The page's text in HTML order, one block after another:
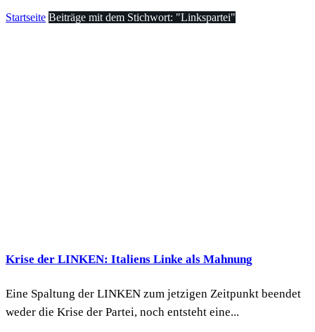
Startseite Beiträge mit dem Stichwort: "Linkspartei"
Krise der LINKEN: Italiens Linke als Mahnung
Eine Spaltung der LINKEN zum jetzigen Zeitpunkt beendet
weder die Krise der Partei, noch entsteht eine...